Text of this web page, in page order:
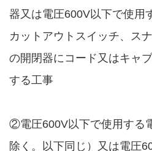
器又は電圧600V以下で使用
カットアウトスイッチ、ス
の開閉器にコード又はキャ
する工事
②電圧600V以下で使用する
除く。以下同じ）又は電圧